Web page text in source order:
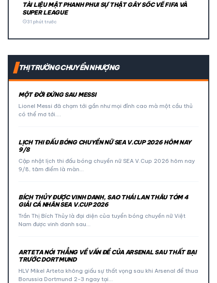
TÀI LIỆU MẬT PHANH PHUI SỰ THẬT GÂY SỐC VỀ FIFA VÀ
SUPER LEAGUE
schedule31 phút trước
THỊ TRƯỜNG CHUYỂN NHƯỢNG
MỘT ĐỜI ĐỨNG SAU MESSI
Lionel Messi đã chạm tới gần như mọi đỉnh cao mà một cầu thủ
có thể mơ tới.…
LỊCH THI ĐẤU BÓNG CHUYỀN NỮ SEA V.CUP 2026 HÔM NAY
9/8
Cập nhật lịch thi đấu bóng chuyền nữ SEA V.Cup 2026 hôm nay
9/8, tâm điểm là màn…
BÍCH THỦY ĐƯỢC VINH DANH, SAO THÁI LAN THÂU TÓM 4
GIẢI CÁ NHÂN SEA V.CUP 2026
Trần Thị Bích Thủy là đại diện của tuyển bóng chuyền nữ Việt
Nam được vinh danh sau…
ARTETA NÓI THẲNG VỀ VẤN ĐỀ CỦA ARSENAL SAU THẤT BẠI
TRƯỚC DORTMUND
HLV Mikel Arteta không giấu sự thất vọng sau khi Arsenal để thua
Borussia Dortmund 2-3 ngay tại…